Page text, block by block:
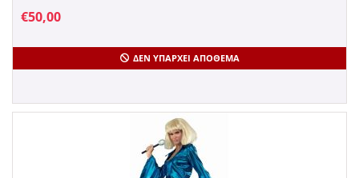
€50,00
ΔΕΝ ΥΠΆΡΧΕΙ ΑΠΌΘΕΜΑ